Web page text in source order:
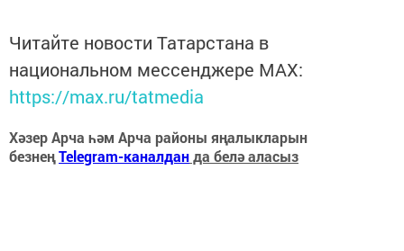
Читайте новости Татарстана в
национальном мессенджере MАХ:
https://max.ru/tatmedia
Хәзер Арча һәм Арча районы яңалыкларын
безнеңTelegram-каналданда белә аласыз